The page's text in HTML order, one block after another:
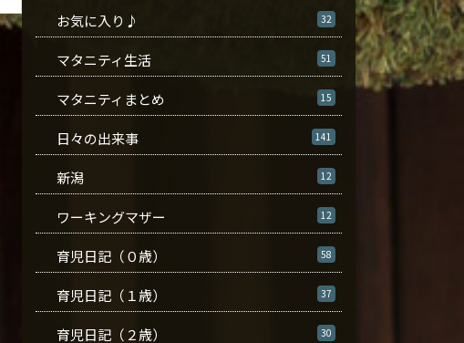
お気に入り♪ 32
マタニティ生活 51
マタニティまとめ 15
日々の出来事 141
新潟 12
ワーキングマザー 12
育児日記（０歳） 58
育児日記（１歳） 37
育児日記（２歳） 30